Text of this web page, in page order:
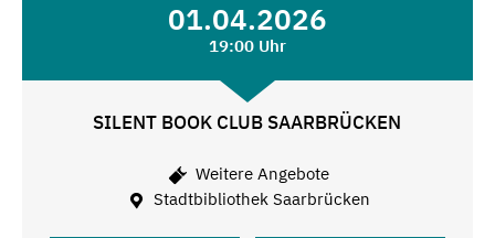
01.04.2026
19:00 Uhr
SILENT BOOK CLUB SAARBRÜCKEN
Weitere Angebote
Stadtbibliothek Saarbrücken